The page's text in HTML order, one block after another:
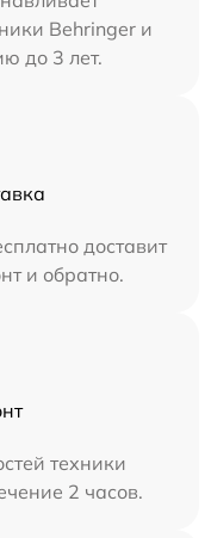
Behringer и
до 3 лет.
доставит
и обратно.
техники
2 часов.